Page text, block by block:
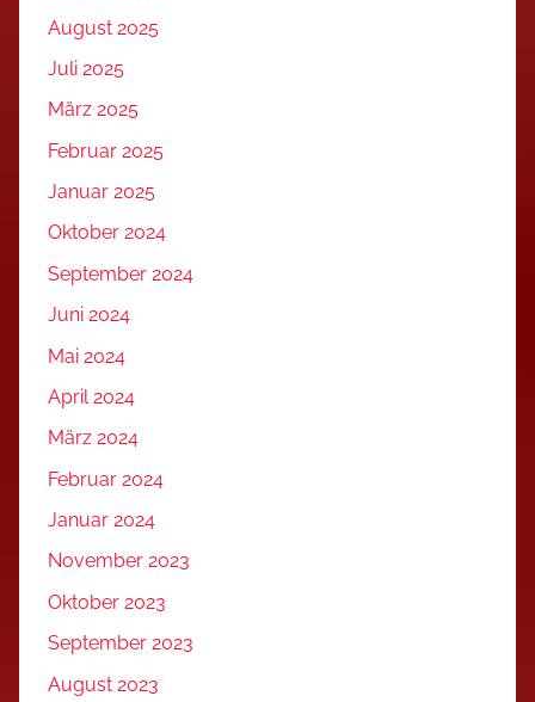
August 2025
Juli 2025
März 2025
Februar 2025
Januar 2025
Oktober 2024
September 2024
Juni 2024
Mai 2024
April 2024
März 2024
Februar 2024
Januar 2024
November 2023
Oktober 2023
September 2023
August 2023